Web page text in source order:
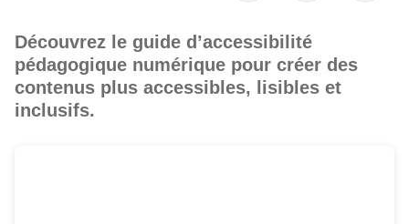
Découvrez le guide d’accessibilité
pédagogique numérique pour créer des
contenus plus accessibles, lisibles et
inclusifs.